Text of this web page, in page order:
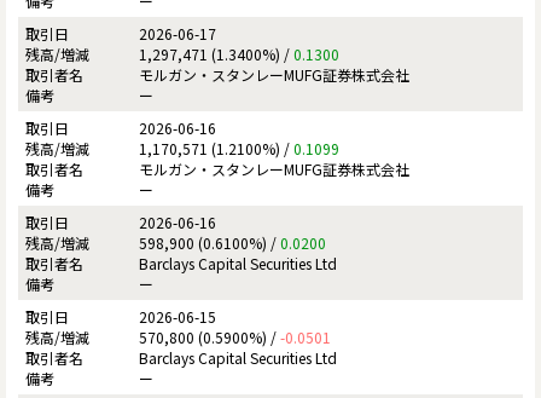
2026-06-17
1,297,471 (1.3400%) /0.1300
モルガン・スタンレーMUFG証券株式会社
ー
2026-06-16
1,170,571 (1.2100%) /0.1099
モルガン・スタンレーMUFG証券株式会社
ー
2026-06-16
598,900 (0.6100%) /0.0200
Barclays Capital Securities Ltd
ー
2026-06-15
570,800 (0.5900%) /-0.0501
Barclays Capital Securities Ltd
ー